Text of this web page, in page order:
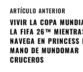
ARTÍCULO ANTERIOR
VIVIR LA COPA
LA FIFA 26™
NAVEGA EN PRINCESS
MANO DE MUNDOMAR
CRUCEROS